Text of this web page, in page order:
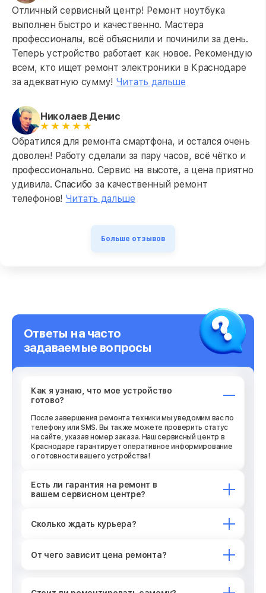
Отличный сервисный центр! Ремонт ноутбука
выполнен быстро и качественно. Мастера
профессионалы, всё объяснили и починили за день.
Теперь устройство работает как новое. Рекомендую
всем, кто ищет ремонт электроники в Краснодаре
за адекватную сумму! Читать дальше
Николаев Денис
Обратился для ремонта смартфона, и остался очень
доволен! Работу сделали за пару часов, всё чётко и
профессионально. Сервис на высоте, а цена приятно
удивила. Спасибо за качественный ремонт
телефонов! Читать дальше
Больше отзывов
Ответы на часто
задаваемые вопросы
Как я узнаю, что мое устройство
готово?
После завершения ремонта техники мы уведомим вас по
телефону или SMS. Вы также можете проверить статус
на сайте, указав номер заказа. Наш сервисный центр в
Краснодаре гарантирует оперативное информирование
о готовности вашего устройства!
Есть ли гарантия на ремонт в
вашем сервисном центре?
Сколько ждать курьера?
От чего зависит цена ремонта?